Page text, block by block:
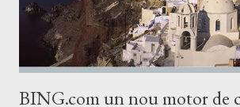
BING.com un nou motor de